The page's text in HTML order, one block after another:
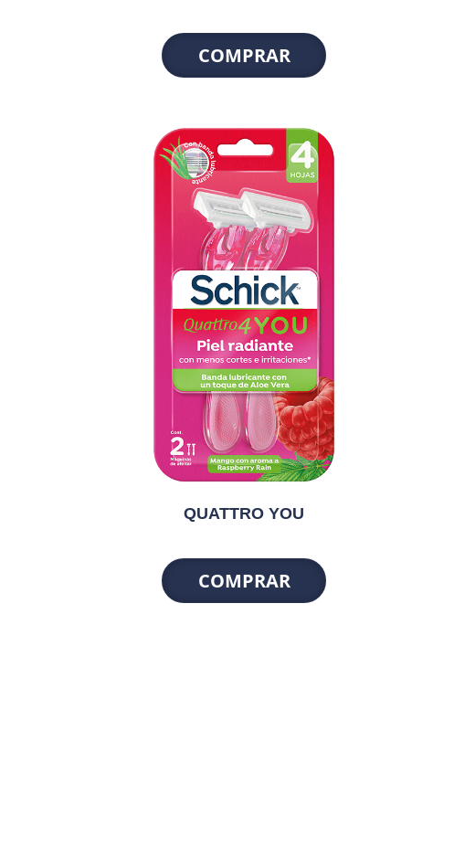
COMPRAR
QUATTRO YOU
COMPRAR